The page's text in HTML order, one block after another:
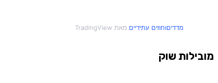
מדדים
‎ו‎ חוזים עתידיים
מובילות שוק